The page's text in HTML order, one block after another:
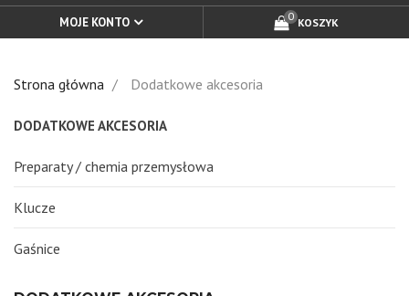
KOSZYK
0
MOJE KONTO
Strona główna Dodatkowe akcesoria
DODATKOWE AKCESORIA
Preparaty / chemia przemysłowa
Klucze
Gaśnice